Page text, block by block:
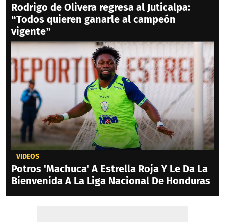
Rodrigo de Olivera regresa al Juticalpa:
“Todos quieren ganarle al campeón
vigente”
VIDEOS
Potros 'Machuca' A Estrella Roja Y Le Da La
Bienvenida A La Liga Nacional De Honduras